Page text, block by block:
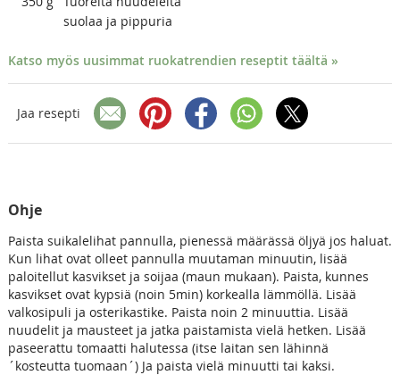
suolaa ja pippuria
Katso myös uusimmat ruokatrendien reseptit täältä »
Jaa resepti
Ohje
Paista suikalelihat pannulla, pienessä määrässä öljyä jos haluat.
Kun lihat ovat olleet pannulla muutaman minuutin, lisää
paloitellut kasvikset ja soijaa (maun mukaan). Paista, kunnes
kasvikset ovat kypsiä (noin 5min) korkealla lämmöllä. Lisää
valkosipuli ja osterikastike. Paista noin 2 minuuttia. Lisää
nuudelit ja mausteet ja jatka paistamista vielä hetken. Lisää
paseerattu tomaatti halutessa (itse laitan sen lähinnä
´kosteutta tuomaan´) Ja paista vielä minuutti tai kaksi.